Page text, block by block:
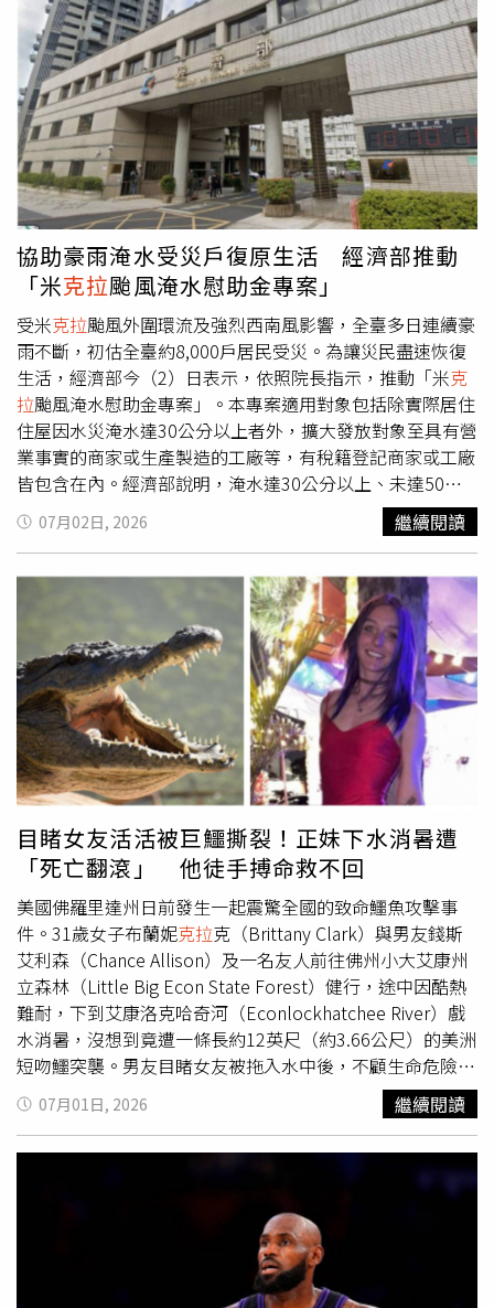
足，呼籲管理階層持續出售非核心資產，改善資本配置效率
及融資策略，以重建投資人信心。如今，Uber若順利完成
收購Delivery Hero，將一舉取得包括中東外送平台
Talabat、沙烏地阿拉伯HungerStation、南韓Baemin等多
項國際品牌，進一步擴大全球市場版圖。消息指出，Uber
自今年5月便開始與Delivery Hero接觸，初期出價約每股33
歐元、整體估值約100億歐元，之後持續提高持股，目前已
掌握Delivery Hero約24.99%的表決權，有助於提高交易主
導權並降低其他競爭者介入機會。不過，Uber與Delivery
Hero在波蘭、葡萄牙、西班牙及瑞典等歐洲市場均有外送
業務，未來若完成整併，勢必面臨歐盟反壟斷機關嚴格審
查。外界也注意到，Uber近期已陸續暫停進軍奧地利、挪
威及希臘等部分市場，被視為可能是提前因應監管風險的布
局之一。若交易最終拍板，Uber、Grab及Delivery Hero三
方近一年來接連推動的大型交易，將重新改寫全球外送平台
競爭版圖，也凸顯外送產業正朝向整併與規模化經營發展。
方集團軍正在對頓巴斯（Donbas）的一部分頓涅茨克州
（Donetsk region）地區展開進攻行動，目標是「解放」整
個地區，這也是俄羅斯戰爭行動的核心目標之一。他表示：
「該集團軍部隊已經解放康斯坦丁尼夫卡，這是斯洛維揚斯
克－克拉馬托爾斯克－康斯坦丁尼夫卡（Sloviansk-
Kramatorsk-Kostiantynivka）要塞區內敵方的主要防禦樞
紐之一。」普丁則在影片中被拍到訪問1處指揮所並聽取高
階指揮官報告，他讚揚了俄軍攻佔該城市的表現，並認為這
是1項重要的戰略性成果，「我們都知道，這座城市是頓巴
斯的重要交通與大型工業中心。」格拉西莫夫還向普丁表
示，俄軍正逼近北方約70公里的利曼（Lyman），他稱該地
對未來進一步推進具有「關鍵的後勤與戰略重要性」。不
過，普丁也強調，俄軍需要擴大安全區規模，以回應烏克蘭
方面加強的遠程打擊行動，「敵人越是試圖對我們的民用設
施發動攻擊……我們就必須在鄰近地區建立更大的安全
區。」這些打擊主要針對俄羅斯的石油產業，並造成燃料短
缺。俄羅斯北方部隊指揮官尼基福羅夫（Yevgeny
Nikiforov）對此回應稱，其部隊雖然「尚未完全解決」阻止
烏克蘭無人機攻擊的任務，但俄軍已在哈爾科夫州
（Kharkiv region）與蘇梅州（Sumy region）邊境地區推進
安全措施。此前，烏克蘭總統澤倫斯基（Volodymyr
Zelenskiy）以及其他官員曾宣稱，自今年年初以來，俄羅
斯在烏克蘭東部的推進速度已明顯放緩，基輔軍隊甚至已重
新奪回部分領土。普丁則在發言中駁斥基輔的說法，稱其為
「一場展示戰果的資訊宣傳行動」。據悉，澤倫斯基上月曾
致信普丁，尋求直接會晤，但遭克里姆林宮領導人拒絕。去
年開始由美國斡旋推動的俄烏和平談判，在今年2月28日美
以伊戰爭爆發後被擱置，但莫斯科與基輔雙方都表示，正期
待2名主要談判代表美國特使威特科夫（Steve Witkoff）與
川普女婿庫許納（Jared Kushner）到訪。
協助豪雨淹水受災戶復原生活 經濟部推動
「米克拉颱風淹水慰助金專案」
受米克拉颱風外圍環流及強烈西南風影響，全臺多日連續豪
雨不斷，初估全臺約8,000戶居民受災。為讓災民盡速恢復
生活，經濟部今（2）日表示，依照院長指示，推動「米克
拉颱風淹水慰助金專案」。本專案適用對象包括除實際居住
住屋因水災淹水達30公分以上者外，擴大發放對象至具有營
業事實的商家或生產製造的工廠等，有稅籍登記商家或工廠
皆包含在內。經濟部說明，淹水達30公分以上、未達50公
分者，若有家電財損，發給財損慰助金新臺幣1萬元；淹水
達50公分以上者，每戶發給新臺幣2萬元淹水慰助金，若有
家電財損，再加發新臺幣1萬元財損慰助金，合計最高新臺
幣3萬元。家電財損、商家生產製造或營業事實及其他未列
事項，原則將由地方政府從寬認定 。經濟部補充說明，後
續直轄市及縣市政府可調查轄內實際受災情形後，檢附領款
收據、納入預算證明及受災戶統計表，向經濟部請領慰助
金。經濟部表示，本專案初估受災戶約8,000戶，所需經費
約新臺幣1億 8,000萬元，將由中央政府總預算第二預備金
支應。實際經費將視地方政府後續勘定淹水戶數及受災情形
調整。計畫期程自公告發放日起1年，並得視實際情形延
長。經濟部強調，面對極端氣候造成之短延時強降雨與區域
性淹水風險，政府將持續協助地方辦理災後復原，並以最快
速度將慰助資源送達有需要的受災民眾及商家，減輕災損衝
擊，協助恢復日常生活與營業秩序。
07月02日, 2026 繼續閱讀
目睹女友活活被巨鱷撕裂！正妹下水消暑遭
「死亡翻滾」 他徒手搏命救不回
美國佛羅里達州日前發生一起震驚全國的致命鱷魚攻擊事
件。31歲女子布蘭妮克拉克（Brittany Clark）與男友錢斯
艾利森（Chance Allison）及一名友人前往佛州小大艾康州
立森林（Little Big Econ State Forest）健行，途中因酷熱
難耐，下到艾康洛克哈奇河（Econlockhatchee River）戲
水消暑，沒想到竟遭一條長約12英尺（約3.66公尺）的美洲
短吻鱷突襲。男友目睹女友被拖入水中後，不顧生命危險衝
上前與巨鱷徒手搏鬥，一度成功將她拉回岸邊，但仍無法阻
止悲劇發生，布蘭妮最終因失血過多，在送醫途中宣告不
治。布蘭妮的男友錢斯艾利森目睹女友遭鱷魚襲擊，第一時
間衝上前徒手搏鬥，仍無法挽回悲劇。（圖／翻攝自臉書，
Chance Allison、Brittany Clark）根據《People》、《紐約
郵報》（New York Post）、《太陽報》（The Sun）及
ETtoday等報導，事故發生於6月28日下午，三人當時行經
巴爾街步道（Barr Street Trailhead）附近，因天氣炎熱，
07月01日, 2026 繼續閱讀